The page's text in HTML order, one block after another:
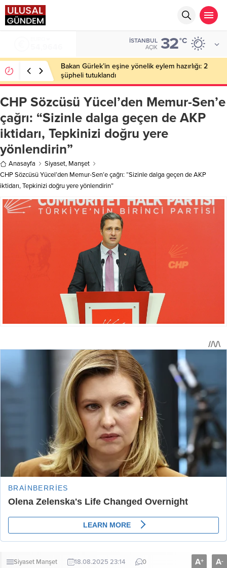
İSTANBUL
AÇIK 32°C
Bakan Gürlek’in eşine yönelik eylem hazırlığı: 2
şüpheli tutuklandı
CHP Sözcüsü Yücel’den Memur-Sen’e
çağrı: “Sizinle dalga geçen de AKP
iktidarı, Tepkinizi doğru yere
yönlendirin”
Anasayfa Siyaset, Manşet
CHP Sözcüsü Yücel’den Memur-Sen’e çağrı: “Sizinle dalga geçen de AKP
iktidarı, Tepkinizi doğru yere yönlendirin”
Siyaset Manşet 18.08.2025 23:14 0 A+ A-